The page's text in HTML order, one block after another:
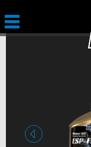
Vorige